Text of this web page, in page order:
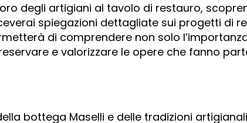
degli artigiani al tavolo di restauro,
spiegazioni dettagliate sui progetti di
di comprendere non solo
e valorizzare le opere che fanno
bottega Maselli e delle tradizioni